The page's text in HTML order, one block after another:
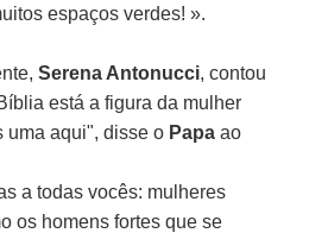
espaços verdes! ».
Serena Antonucci, contou
está a figura da mulher
uma aqui", disse o Papa ao
a todas vocês: mulheres
os homens fortes que se